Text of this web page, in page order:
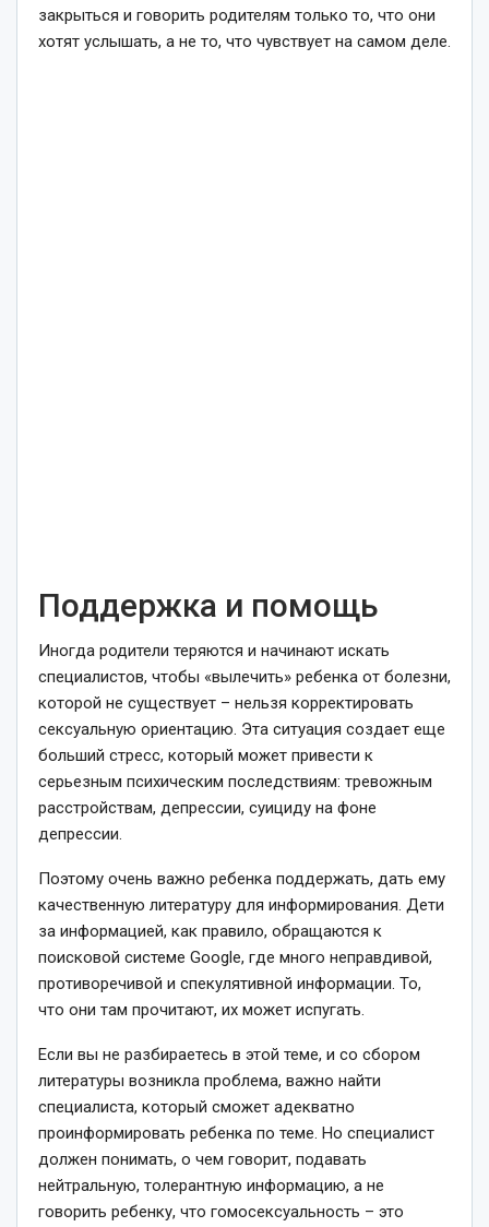
закрыться и говорить родителям только то, что они
хотят услышать, а не то, что чувствует на самом деле.
Поддержка и помощь
Иногда родители теряются и начинают искать
специалистов, чтобы «вылечить» ребенка от болезни,
которой не существует – нельзя корректировать
сексуальную ориентацию. Эта ситуация создает еще
больший стресс, который может привести к
серьезным психическим последствиям: тревожным
расстройствам, депрессии, суициду на фоне
депрессии.
Поэтому очень важно ребенка поддержать, дать ему
качественную литературу для информирования. Дети
за информацией, как правило, обращаются к
поисковой системе Google, где много неправдивой,
противоречивой и спекулятивной информации. То,
что они там прочитают, их может испугать.
Если вы не разбираетесь в этой теме, и со сбором
литературы возникла проблема, важно найти
специалиста, который сможет адекватно
проинформировать ребенка по теме. Но специалист
должен понимать, о чем говорит, подавать
нейтральную, толерантную информацию, а не
говорить ребенку, что гомосексуальность – это